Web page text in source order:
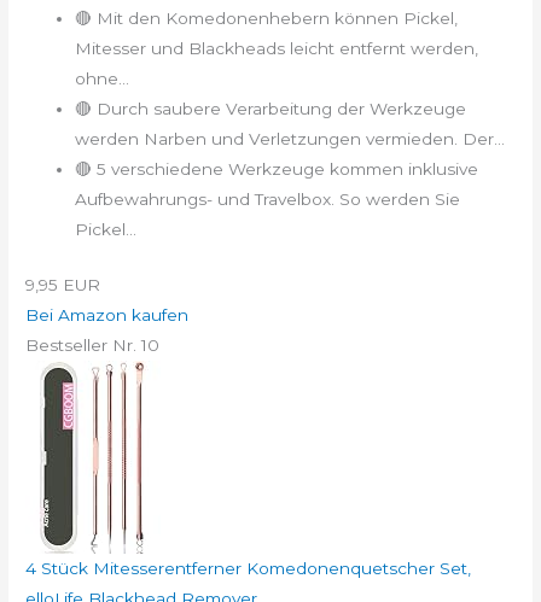
🔴 Mit den Komedonenhebern können Pickel,
Mitesser und Blackheads leicht entfernt werden,
ohne...
🔴 Durch saubere Verarbeitung der Werkzeuge
werden Narben und Verletzungen vermieden. Der...
🔴 5 verschiedene Werkzeuge kommen inklusive
Aufbewahrungs- und Travelbox. So werden Sie
Pickel...
9,95 EUR
Bei Amazon kaufen
Bestseller Nr. 10
4 Stück Mitesserentferner Komedonenquetscher Set,